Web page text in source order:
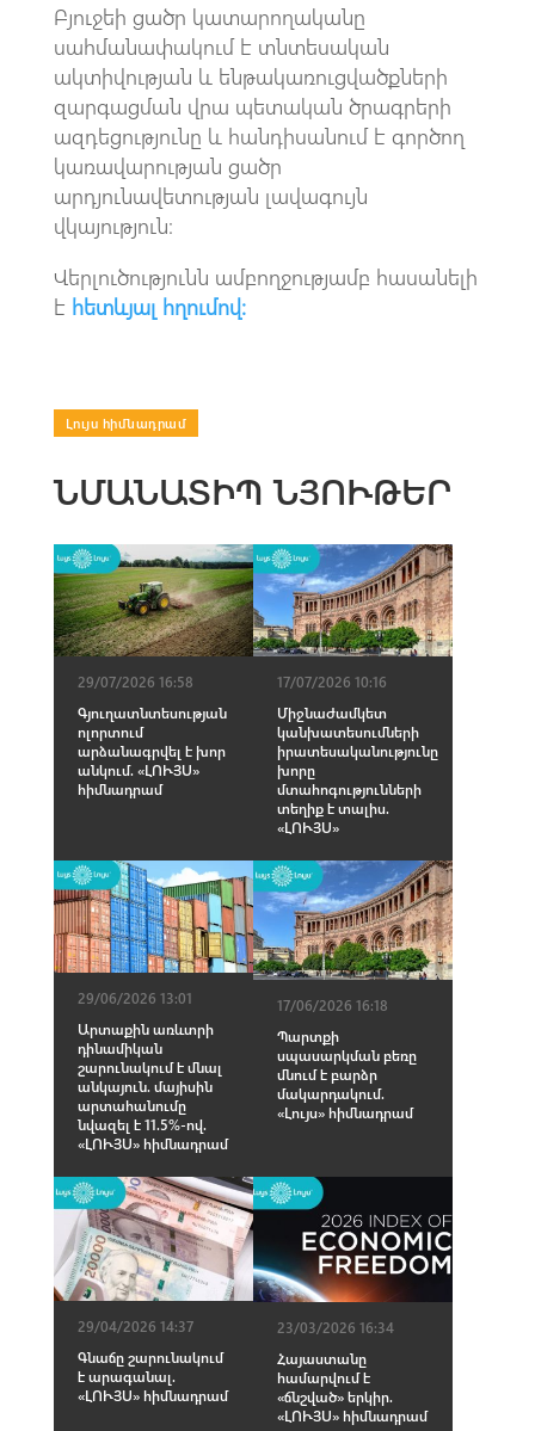
Բյուջեի ցածր կատարողականը
սահմանափակում է տնտեսական
ակտիվության և ենթակառուցվածքների
զարգացման վրա պետական ծրագրերի
ազդեցությունը և հանդիսանում է գործող
կառավարության ցածր
արդյունավետության լավագույն
վկայություն։
Վերլուծությունն ամբողջությամբ հասանելի
է հետևյալ հղումով։
Լույս հիմնադրամ
ՆՄԱՆԱՏԻՊ ՆՅՈՒԹԵՐ
29/07/2026 16:58
Գյուղատնտեսության
ոլորտում
արձանագրվել է խոր
անկում. «ԼՈՒՅՍ»
հիմնադրամ
17/07/2026 10:16
Միջնաժամկետ
կանխատեսումների
իրատեսականությունը
խորը
մտահոգությունների
տեղիք է տալիս.
«ԼՈՒՅՍ»
29/06/2026 13:01
Արտաքին առևտրի
դինամիկան
շարունակում է մնալ
անկայուն. մայիսին
արտահանումը
նվազել է 11.5%-ով.
«ԼՈՒՅՍ» հիմնադրամ
17/06/2026 16:18
Պարտքի
սպասարկման բեռը
մնում է բարձր
մակարդակում.
«Լույս» հիմնադրամ
29/04/2026 14:37
Գնաճը շարունակում
է արագանալ.
«ԼՈՒՅՍ» հիմնադրամ
23/03/2026 16:34
Հայաստանը
համարվում է
«ճնշված» երկիր.
«ԼՈՒՅՍ» հիմնադրամ